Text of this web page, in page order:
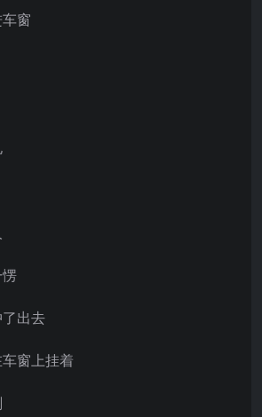
窗
出去
窗上挂着